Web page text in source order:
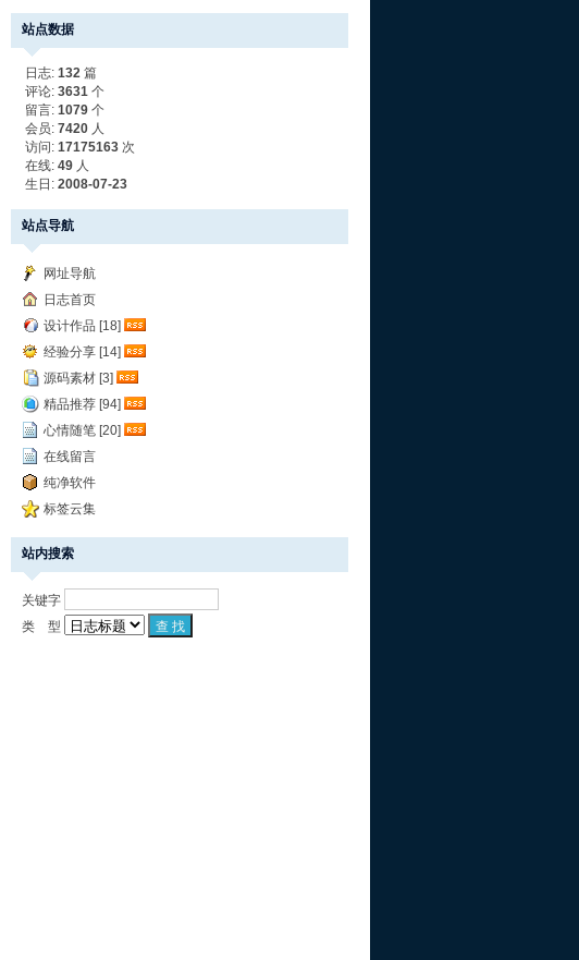
站点数据
日志: 132 篇
评论: 3631 个
留言: 1079 个
会员: 7420 人
访问: 17175163 次
在线: 49 人
生日: 2008-07-23
站点导航
网址导航
日志首页
设计作品 [18]
经验分享 [14]
源码素材 [3]
精品推荐 [94]
心情随笔 [20]
在线留言
纯净软件
标签云集
站内搜索
关键字
类 型